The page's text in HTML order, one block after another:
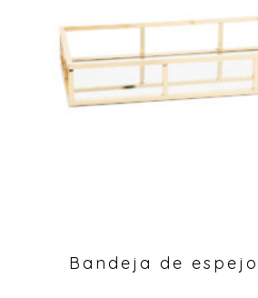
Bandeja de